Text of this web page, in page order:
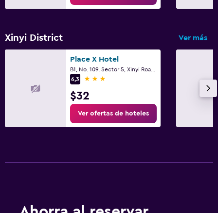
Xinyi District Ver más
Place X Hotel
6,3
3 estrellas
$32
Ver ofertas de hoteles